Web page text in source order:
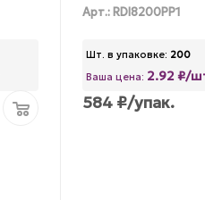
Арт.: RDI8200PP1
Шт. в упаковке: 200
Ваша цена: 2.92 ₽/
584 ₽/упак.